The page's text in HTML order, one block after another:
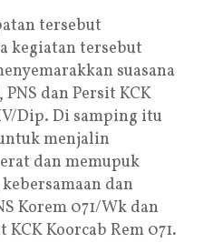
tersebut
kegiatan tersebut
suasana
dan Persit KCK
Dip. Di samping itu
menjalin
dan memupuk
dan
Korem 071/Wk dan
Koorcab Rem 071.